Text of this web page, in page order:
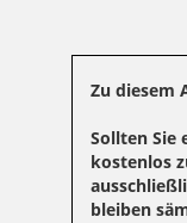
Zu diesem
Sollten Sie
kostenlos
bleiben